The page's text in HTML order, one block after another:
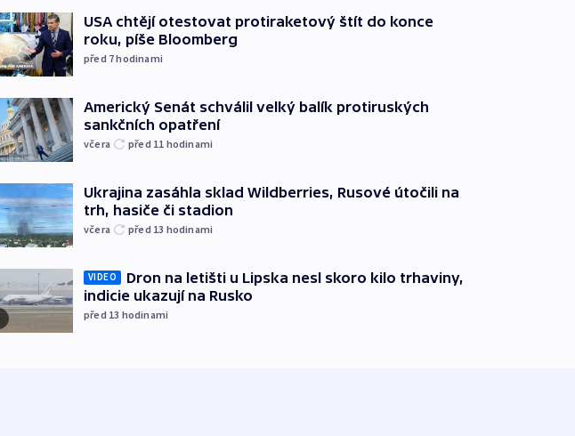
USA chtějí otestovat protiraketový štít do konce
roku, píše Bloomberg
před 7hodinami
Americký Senát schválil velký balík protiruských
sankčních opatření
včera před 11 hodinami
Ukrajina zasáhla sklad Wildberries, Rusové útočili na
trh, hasiče či stadion
včera před 13 hodinami
VIDEO
Dron na letišti u Lipska nesl skoro kilo trhaviny,
indicie ukazují na Rusko
před 13 hodinami